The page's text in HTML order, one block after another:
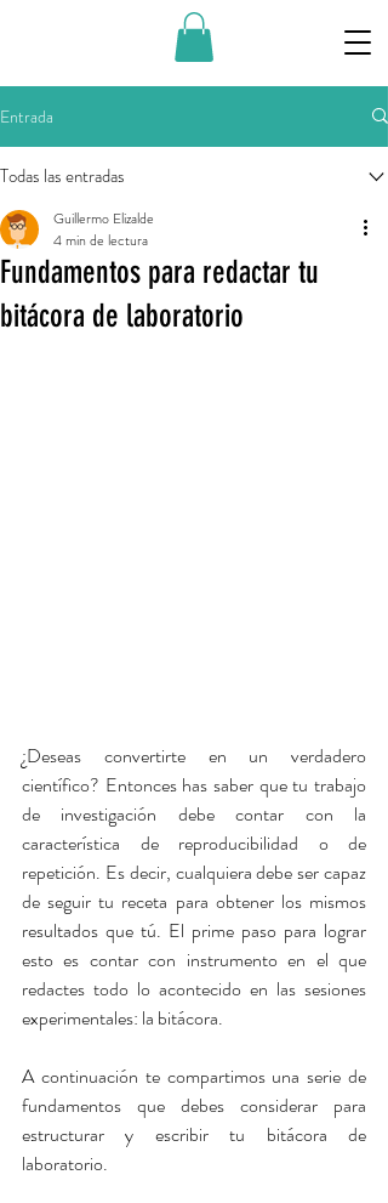
Entrada
Todas las entradas
Fundamentos para redactar tu
bitácora de laboratorio
Guillermo Elizalde
4 min de lectura
¿Deseas convertirte en un verdadero
científico? Entonces has saber que tu trabajo
de investigación debe contar con la
característica de reproducibilidad o de
repetición. Es decir, cualquiera debe ser capaz
de seguir tu receta para obtener los mismos
resultados que tú. El prime paso para lograr
esto es contar con instrumento en el que
redactes todo lo acontecido en las sesiones
experimentales: la bitácora.
A continuación te compartimos una serie de
fundamentos que debes considerar para
estructurar y escribir tu bitácora de
laboratorio.